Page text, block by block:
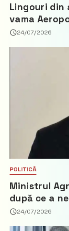
Lingouri din
vama
24/07/2026
POLITICĂ
Ministrul
după ce a
Partidul
24/07/2026